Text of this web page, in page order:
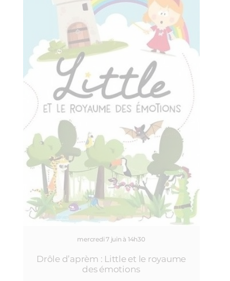
mercredi 7 juin à 14h30
Drôle d’aprèm : Little et le royaume
des émotions